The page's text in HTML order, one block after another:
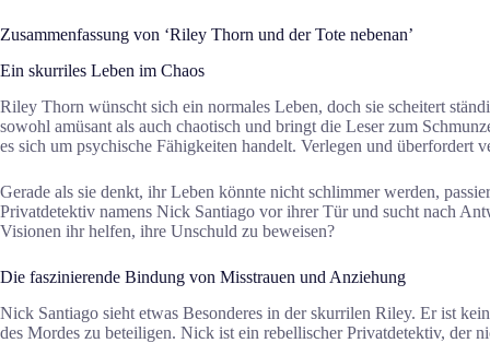
Zusammenfassung von ‘Riley Thorn und der Tote nebenan’
Ein skurriles Leben im Chaos
Riley Thorn wünscht sich ein normales Leben, doch sie scheitert
sowohl amüsant als auch chaotisch und bringt die Leser zum
es sich um psychische Fähigkeiten handelt. Verlegen und
Gerade als sie denkt, ihr Leben könnte nicht schlimmer werden,
Privatdetektiv namens Nick Santiago vor ihrer Tür und sucht nach
Visionen ihr helfen, ihre Unschuld zu beweisen?
Die faszinierende Bindung von Misstrauen und Anziehung
Nick Santiago sieht etwas Besonderes in der skurrilen Riley. Er ist
des Mordes zu beteiligen. Nick ist ein rebellischer Privatdetektiv, der